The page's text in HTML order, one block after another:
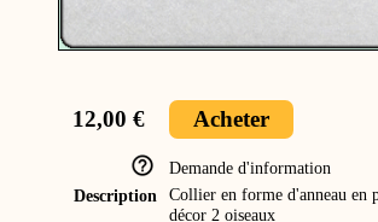
12,00 € Acheter
Demande d'information
Description
Collier en forme d'anneau en
décor 2 oiseaux